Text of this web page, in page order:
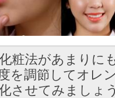
粧法があまりに
を調節してオレ
させてみましょ